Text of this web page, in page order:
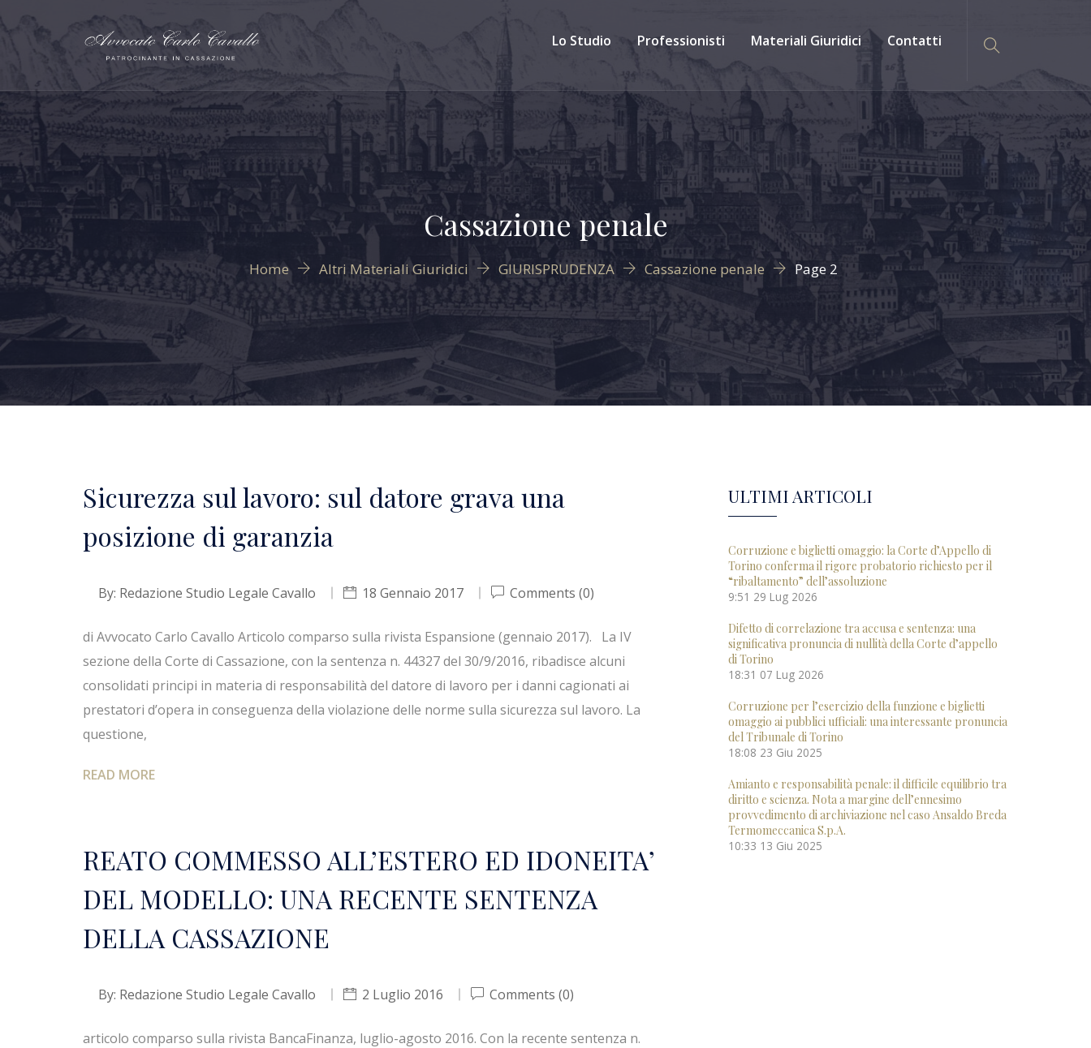
Lo Studio Professionisti Materiali Giuridici Contatti
Cassazione penale
Home Altri Materiali Giuridici GIURISPRUDENZA Cassazione penale Page 2
Sicurezza sul lavoro: sul datore grava una
posizione di garanzia
By: Redazione Studio Legale Cavallo 18 Gennaio 2017 Comments (0)
di Avvocato Carlo Cavallo Articolo comparso sulla rivista Espansione (gennaio 2017). La IV
sezione della Corte di Cassazione, con la sentenza n. 44327 del 30/9/2016, ribadisce alcuni
consolidati principi in materia di responsabilità del datore di lavoro per i danni cagionati ai
prestatori d’opera in conseguenza della violazione delle norme sulla sicurezza sul lavoro. La
questione,
READ MORE
REATO COMMESSO ALL’ESTERO ED IDONEITA’
DEL MODELLO: UNA RECENTE SENTENZA
DELLA CASSAZIONE
By: Redazione Studio Legale Cavallo 2 Luglio 2016 Comments (0)
articolo comparso sulla rivista BancaFinanza, luglio-agosto 2016. Con la recente sentenza n.
ULTIMI ARTICOLI
Corruzione e biglietti omaggio: la Corte d’Appello di
Torino conferma il rigore probatorio richiesto per il
“ribaltamento” dell’assoluzione
9:51 29 Lug 2026
Difetto di correlazione tra accusa e sentenza: una
significativa pronuncia di nullità della Corte d’appello
di Torino
18:31 07 Lug 2026
Corruzione per l’esercizio della funzione e biglietti
omaggio ai pubblici ufficiali: una interessante pronuncia
del Tribunale di Torino
18:08 23 Giu 2025
Amianto e responsabilità penale: il difficile equilibrio tra
diritto e scienza. Nota a margine dell’ennesimo
provvedimento di archiviazione nel caso Ansaldo Breda
Termomeccanica S.p.A.
10:33 13 Giu 2025